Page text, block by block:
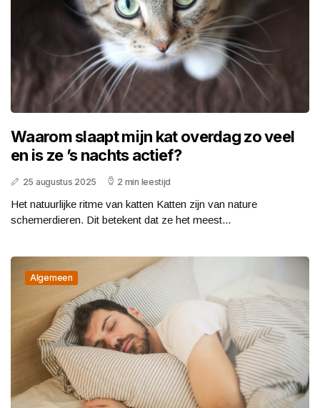
Waarom slaapt mijn kat overdag zo veel
en is ze ’s nachts actief?
25 augustus 2025 2 min leestijd
Het natuurlijke ritme van katten Katten zijn van nature
schemerdieren. Dit betekent dat ze het meest...
Algemeen